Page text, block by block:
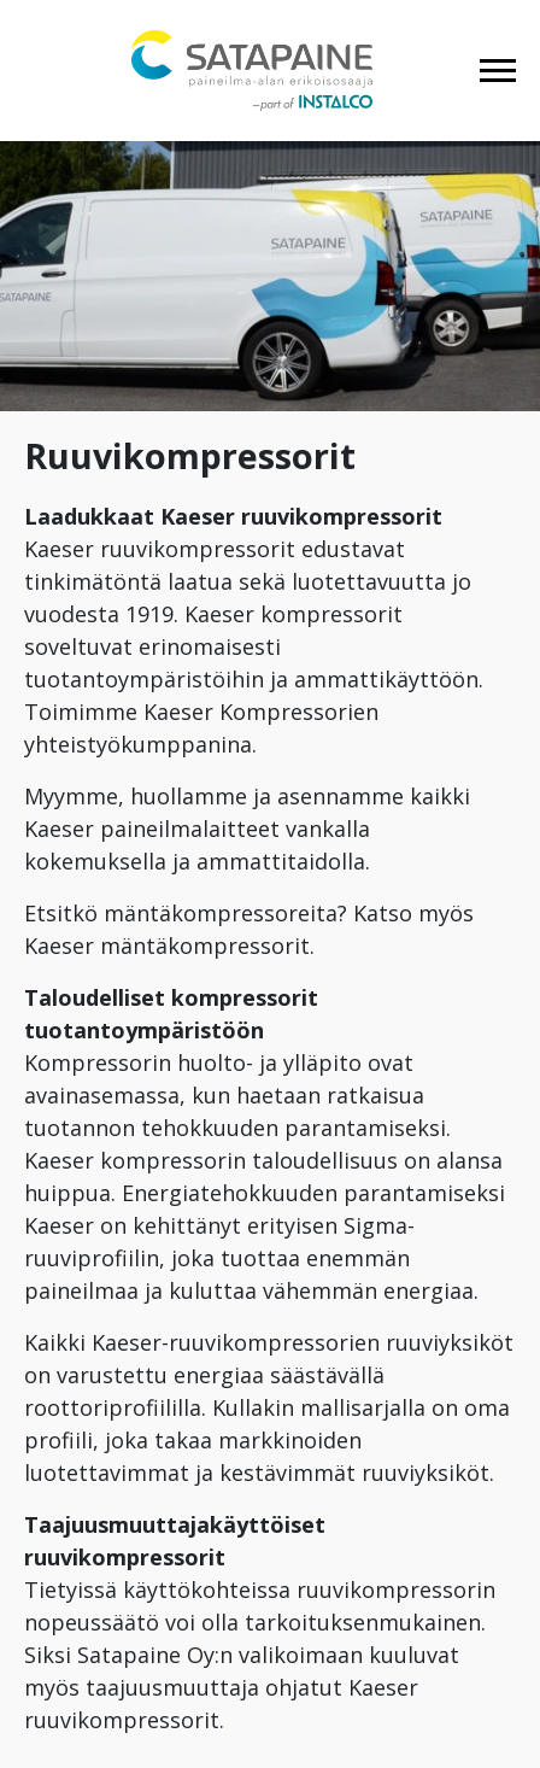
Ruuvikompressorit
Laadukkaat Kaeser ruuvikompressorit
Kaeser ruuvikompressorit edustavat
tinkimätöntä laatua sekä luotettavuutta jo
vuodesta 1919. Kaeser kompressorit
soveltuvat erinomaisesti
tuotantoympäristöihin ja ammattikäyttöön.
Toimimme Kaeser Kompressorien
yhteistyökumppanina.
Myymme, huollamme ja asennamme kaikki
Kaeser paineilmalaitteet vankalla
kokemuksella ja ammattitaidolla.
Etsitkö mäntäkompressoreita? Katso myös
Kaeser mäntäkompressorit.
Taloudelliset kompressorit
tuotantoympäristöön
Kompressorin huolto- ja ylläpito ovat
avainasemassa, kun haetaan ratkaisua
tuotannon tehokkuuden parantamiseksi.
Kaeser kompressorin taloudellisuus on alansa
huippua. Energiatehokkuuden parantamiseksi
Kaeser on kehittänyt erityisen Sigma-
ruuviprofiilin, joka tuottaa enemmän
paineilmaa ja kuluttaa vähemmän energiaa.
Kaikki Kaeser-ruuvikompressorien ruuviyksiköt
on varustettu energiaa säästävällä
roottoriprofiililla. Kullakin mallisarjalla on oma
profiili, joka takaa markkinoiden
luotettavimmat ja kestävimmät ruuviyksiköt.
Taajuusmuuttajakäyttöiset
ruuvikompressorit
Tietyissä käyttökohteissa ruuvikompressorin
nopeussäätö voi olla tarkoituksenmukainen.
Siksi Satapaine Oy:n valikoimaan kuuluvat
myös taajuusmuuttaja ohjatut Kaeser
ruuvikompressorit.